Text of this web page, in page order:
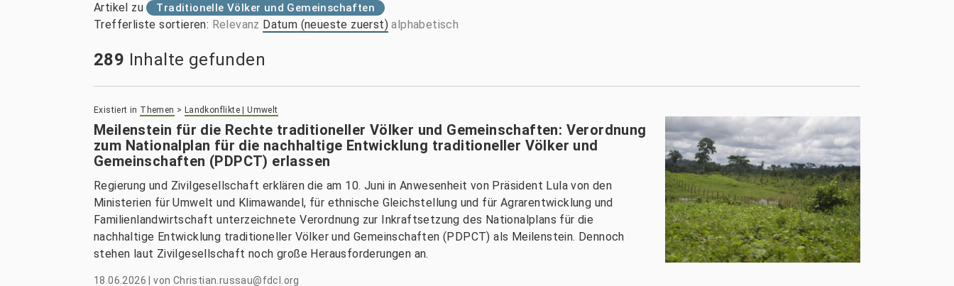
Artikel zu Traditionelle Völker und Gemeinschaften
Trefferliste sortieren: Relevanz Datum (neueste zuerst) alphabetisch
289 Inhalte gefunden
Existiert in Themen > Landkonflikte | Umwelt
Meilenstein für die Rechte traditioneller Völker und Gemeinschaften: Verordnung
zum Nationalplan für die nachhaltige Entwicklung traditioneller Völker und
Gemeinschaften (PDPCT) erlassen
Regierung und Zivilgesellschaft erklären die am 10. Juni in Anwesenheit von Präsident Lula von den
Ministerien für Umwelt und Klimawandel, für ethnische Gleichstellung und für Agrarentwicklung und
Familienlandwirtschaft unterzeichnete Verordnung zur Inkraftsetzung des Nationalplans für die
nachhaltige Entwicklung traditioneller Völker und Gemeinschaften (PDPCT) als Meilenstein. Dennoch
stehen laut Zivilgesellschaft noch große Herausforderungen an.
18.06.2026 |von Christian.russau@fdcl.org